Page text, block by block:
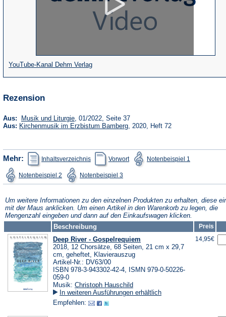
YouTube-Kanal Dehm Verlag(Öffnet
in
Tab)
Rezension
Aus: Musik und Liturgie(Öffnet
in
, 01/2022, Seite 37
Aus: Kirchenmusik im Erzbistum Bamberg(Öffnet
Tab)
, 2020, Heft 72
Mehr: Inhaltsverzeichnis
(Öffnet
in
einem
neuen
Tab)
Vorwort
(Öffnet
in
einem
Tab)
Notenbeispiel 1in
Tab)
Notenbeispiel 2
(Öffnet
in
einem
Tab)
Notenbeispiel 3in
einem
Tab)
Um weitere Informationen zu den einzelnen Produkten zu erhalten, diese
mit der Maus anklicken. Um einen Artikel in den Warenkorb zu legen, die
Mengenzahl eingeben und dann auf den Einkaufswagen klicken.
Beschreibung
Preis
Deep River - Gospelrequiem
2018, 12 Chorsätze, 68 Seiten, 21 cm x 29,7
cm, geheftet, Klavierauszug
Artikel-Nr.: DV63/00
ISBN 978-3-943302-42-4, ISMN 979-0-50226-
059-0
Musik: Christoph Hauschild
In weiteren Ausführungen erhältlich
Empfehlen:
14,95€